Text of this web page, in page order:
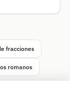
fracciones
romanos